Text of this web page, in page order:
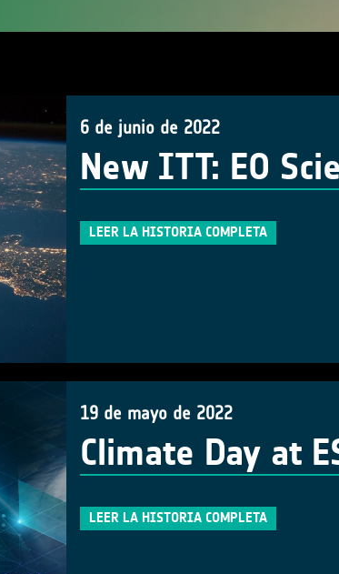
6 de junio de 2022
New ITT: EO
LEER LA HISTORIA COMPLETA
19 de mayo de 2022
Climate Day at
LEER LA HISTORIA COMPLETA